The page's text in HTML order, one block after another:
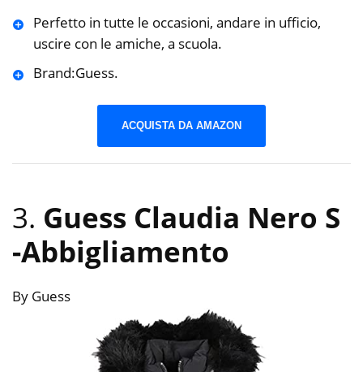
Perfetto in tutte le occasioni, andare in ufficio,
uscire con le amiche, a scuola.
Brand:Guess.
ACQUISTA DA AMAZON
3. Guess Claudia Nero S
-Abbigliamento
By Guess